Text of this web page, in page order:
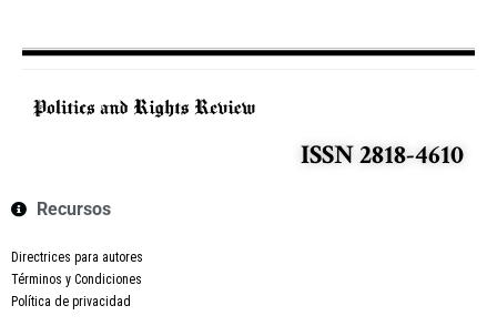
ISSN 2818-4610
Recursos
Directrices para autores
Términos y Condiciones
Política de privacidad